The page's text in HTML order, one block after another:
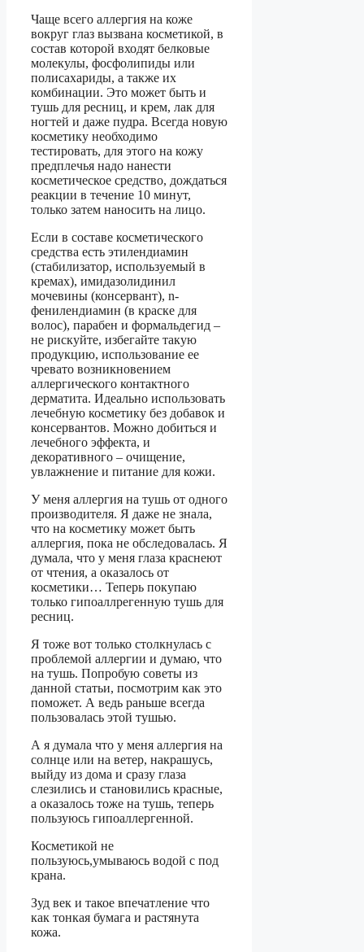
Чаще всего аллергия на коже
вокруг глаз вызвана косметикой, в
состав которой входят белковые
молекулы, фосфолипиды или
полисахариды, а также их
комбинации. Это может быть и
тушь для ресниц, и крем, лак для
ногтей и даже пудра. Всегда новую
косметику необходимо
тестировать, для этого на кожу
предплечья надо нанести
косметическое средство, дождаться
реакции в течение 10 минут,
только затем наносить на лицо.
Если в составе косметического
средства есть этилендиамин
(стабилизатор, используемый в
кремах), имидазолидинил
мочевины (консервант), n-
фенилендиамин (в краске для
волос), парабен и формальдегид –
не рискуйте, избегайте такую
продукцию, использование ее
чревато возникновением
аллергического контактного
дерматита. Идеально использовать
лечебную косметику без добавок и
консервантов. Можно добиться и
лечебного эффекта, и
декоративного – очищение,
увлажнение и питание для кожи.
У меня аллергия на тушь от одного
производителя. Я даже не знала,
что на косметику может быть
аллергия, пока не обследовалась. Я
думала, что у меня глаза краснеют
от чтения, а оказалось от
косметики… Теперь покупаю
только гипоаллрегенную тушь для
ресниц.
Я тоже вот только столкнулась с
проблемой аллергии и думаю, что
на тушь. Попробую советы из
данной статьи, посмотрим как это
поможет. А ведь раньше всегда
пользовалась этой тушью.
А я думала что у меня аллергия на
солнце или на ветер, накрашусь,
выйду из дома и сразу глаза
слезились и становились красные,
а оказалось тоже на тушь, теперь
пользуюсь гипоаллергенной.
Косметикой не
пользуюсь,умываюсь водой с под
крана.
Зуд век и такое впечатление что
как тонкая бумага и растянута
кожа.